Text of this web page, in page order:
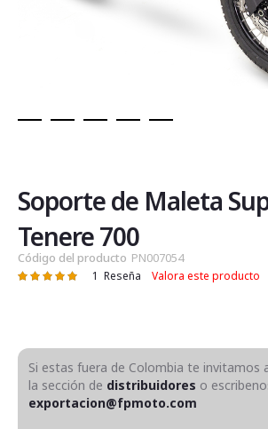
de
la
galería
de
imágenes
Soporte de Maleta
Tenere 700
Código del producto PN007054
Valoración: 1 Reseña Valora este producto
Si estas fuera de Colombia te invitamos
la sección de distribuidores o
exportacion@fpmoto.com